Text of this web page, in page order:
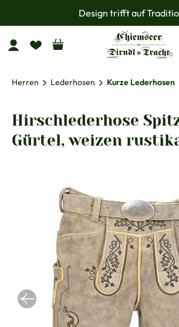
Zum Hauptinhalt springenDesign trifft auf
Herren Lederhosen Kurze Lederhosen
Hirschlederhose
Gürtel, weizen